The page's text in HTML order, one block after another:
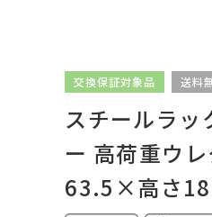
交換保証対象品 送料
スチールラ
ー 高荷重ウ
63.5×高さ